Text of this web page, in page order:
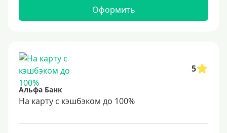
Оформить
5
Альфа Банк
На карту с кэшбэком до 100%